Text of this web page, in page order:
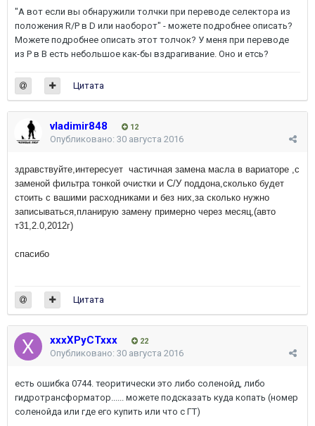
"А вот если вы обнаружили толчки при переводе селектора из
положения R/P в D или наоборот" - можете подробнее описать?
Можете подробнее описать этот толчок? У меня при переводе
из P в В есть небольшое как-бы вздрагивание. Оно и етсь?
Цитата
vladimir848 12
Опубликовано: 30 августа 2016
здравствуйте,интересует частичная замена масла в вариаторе ,с
заменой фильтра тонкой очистки и С/У поддона,сколько будет
стоить с вашими расходниками и без них,за сколько нужно
записываться,планирую замену примерно через месяц,(авто
т31,2.0,2012г)
спасибо
Цитата
xxxXPyCTxxx 22
Опубликовано: 30 августа 2016
есть ошибка 0744. теоритически это либо соленойд, либо
гидротрансформатор...... можете подсказать куда копать (номер
соленойда или где его купить или что с ГТ)